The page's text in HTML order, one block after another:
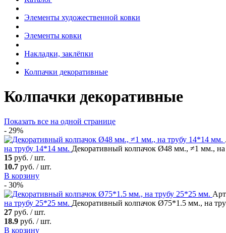
Элементы художественной ковки
Элементы ковки
Накладки, заклёпки
Колпачки декоративные
Колпачки декоративные
Показать все на одной странице
- 29%
на трубу 14*14 мм. Декоративный колпачок Ø48 мм., ≠1 мм.,
15 руб. / шт.
10.7 руб. / шт.
В корзину
- 30%
на трубу 25*25 мм. Декоративный колпачок Ø75*1.5 мм., на
27 руб. / шт.
18.9 руб. / шт.
В корзину